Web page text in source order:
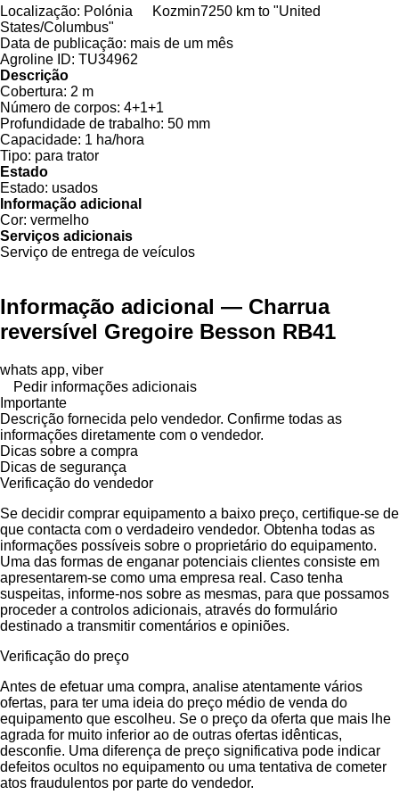
Localização: Polónia Kozmin7250 km to "United
States/Columbus"
Data de publicação: mais de um mês
Agroline ID: TU34962
Descrição
Cobertura: 2 m
Número de corpos: 4+1+1
Profundidade de trabalho: 50 mm
Capacidade: 1 ha/hora
Tipo: para trator
Estado
Estado: usados
Informação adicional
Cor: vermelho
Serviços adicionais
Serviço de entrega de veículos
Informação adicional — Charrua
reversível Gregoire Besson RB41
whats app, viber
Pedir informações adicionais
Importante
Descrição fornecida pelo vendedor. Confirme todas as
informações diretamente com o vendedor.
Dicas sobre a compra
Dicas de segurança
Verificação do vendedor
Se decidir comprar equipamento a baixo preço, certifique-se de
que contacta com o verdadeiro vendedor. Obtenha todas as
informações possíveis sobre o proprietário do equipamento.
Uma das formas de enganar potenciais clientes consiste em
apresentarem-se como uma empresa real. Caso tenha
suspeitas, informe-nos sobre as mesmas, para que possamos
proceder a controlos adicionais, através do formulário
destinado a transmitir comentários e opiniões.
Verificação do preço
Antes de efetuar uma compra, analise atentamente vários
ofertas, para ter uma ideia do preço médio de venda do
equipamento que escolheu. Se o preço da oferta que mais lhe
agrada for muito inferior ao de outras ofertas idênticas,
desconfie. Uma diferença de preço significativa pode indicar
defeitos ocultos no equipamento ou uma tentativa de cometer
atos fraudulentos por parte do vendedor.